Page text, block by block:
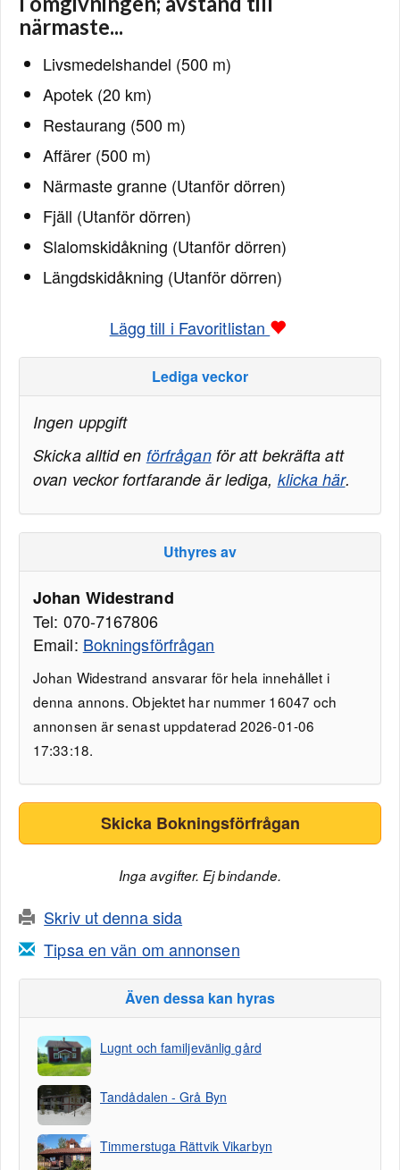
närmaste...
Livsmedelshandel (500 m)
Apotek (20 km)
Restaurang (500 m)
Affärer (500 m)
Närmaste granne (Utanför dörren)
Fjäll (Utanför dörren)
Slalomskidåkning (Utanför dörren)
Längdskidåkning (Utanför dörren)
Lägg till i Favoritlistan
Lediga veckor
Ingen uppgift
Skicka alltid en förfråganför att bekräfta att
ovan veckor fortfarande är lediga, klicka här.
Uthyres av
Johan Widestrand
Tel: 070-7167806
Email: Bokningsförfrågan
Johan Widestrand ansvarar för hela innehållet i
denna annons. Objektet har nummer 16047 och
annonsen är senast uppdaterad 2026-01-06
17:33:18.
Skicka Bokningsförfrågan
Inga avgifter. Ej bindande.
Skriv ut denna sida
Tipsa en vän om annonsen
Även dessa kan hyras
Lugnt och familjevänlig gård
Tandådalen - Grå Byn
Timmerstuga Rättvik Vikarbyn